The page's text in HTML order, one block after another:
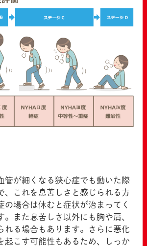
管が細くなる狭心症でも動いた際
、これを息苦しさと感じられる方
の場合は休むと症状が治まってく
。また息苦しさ以外にも胸や肩、
れる場合もあります。さらに悪化
起こす可能性もあるため、しっか